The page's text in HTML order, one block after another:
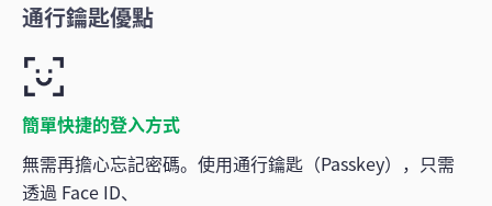
通行鑰匙優點
簡單快捷的登入方式
無需再擔心忘記密碼。使用通行鑰匙（Passkey），只需
透過 Face ID、